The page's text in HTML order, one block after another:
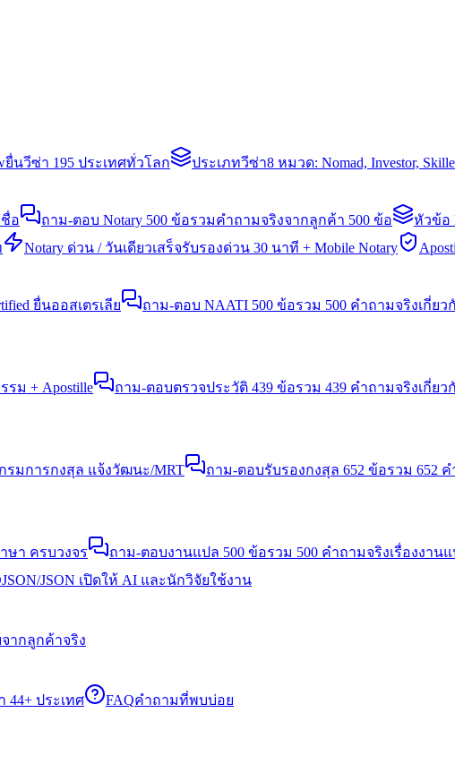
ยื่นวีซ่า 195 ประเทศทั่วโลก ประเภทวีซ่า8 หมวด: Nomad, Investor,
อ ถาม-ตอบ Notary 500 ข้อรวมคำถามจริงจากลูกค้า 500 ข้อ หัวข้อ
Notary ด่วน / วันเดียวเสร็จรับรองด่วน 30 นาที + Mobile Notary
ยื่นออสเตรเลีย ถาม-ตอบ NAATI 500 ข้อรวม 500 คำถามจริงเกี่ยว
ม + Apostille ถาม-ตอบตรวจประวัติ 439 ข้อรวม 439 คำถามจริงเกี่ย
รมการกงสุล แจ้งวัฒนะ/MRT ถาม-ตอบรับรองกงสุล 652 ข้อรวม 652
ษา ครบวงจร ถาม-ตอบงานแปล 500 ข้อรวม 500 คำถามจริงเรื่องงาน
JSON เปิดให้ AI และนักวิจัยใช้งาน
ากลูกค้าจริง
44+ ประเทศ FAQคำถามที่พบบ่อย